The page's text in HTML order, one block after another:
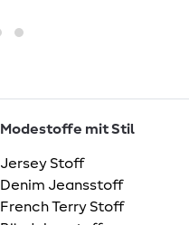
Modestoffe mit Stil
Jersey Stoff
Denim Jeansstoff
French Terry Stoff